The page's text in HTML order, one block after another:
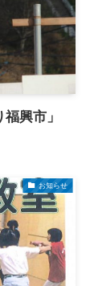
興市」
お知らせ